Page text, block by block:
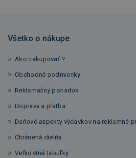
Všetko o nákupe
Ako nakupovať ?
Obchodné podmienky
Reklamačný poriadok
Doprava a platba
Daňové aspekty výdavkov na reklamné
Chránená dielňa
Veľkostné tabuľky